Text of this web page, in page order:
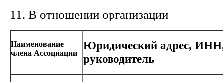
11. В отношении организации
Наименование
члена Ассоциации
Юридический адрес,
руководитель